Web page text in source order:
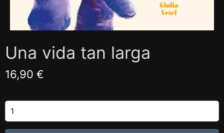
Una vida tan larga
16,90 €